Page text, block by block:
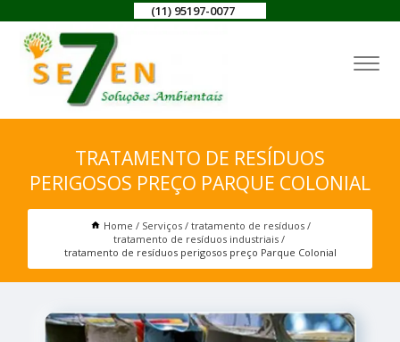
(11) 95197-0077
TRATAMENTO DE RESÍDUOS
PERIGOSOS PREÇO PARQUE COLONIAL
Home Serviços
tratamento de resíduos
tratamento de resíduos industriais
tratamento de resíduos perigosos preço Parque Colonial